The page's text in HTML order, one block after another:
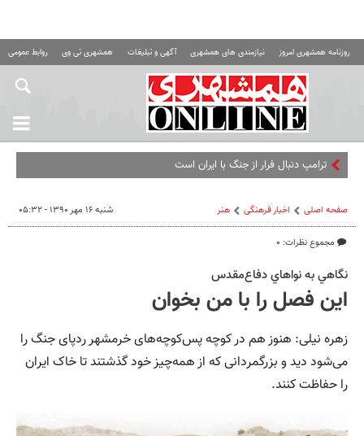
روزنامه همشهری امروز نیازمندی های همشهری آگهی و تبلیغات همشهری تی وی روابط عمومی
ترامپ دنبال فرار از جنگ با ایران است
صفحه اصلی اخبار فرهنگی هنر
مجموع نظرات: ۰
شنبه ۱۶ مهر ۱۳۹۰ - ۰۵:۳۲
نگاهي به نواهاي دفاع‌مقدس
این فصل را با من بخوان
زهره نیلی: هنوز هم در کوچه پس‌کوچه‌های خرمشهر ردپای جنگ را
می‌شود دید و بزرگمردانی که از همه‌چیز خود گذشتند تا خاک ایران
را حفاظت کنند.